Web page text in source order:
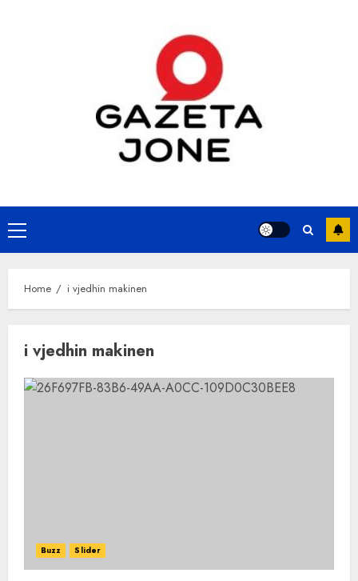
Primary
Menu
Home i vjedhin makinen
i vjedhin makinen
Buzz Slider